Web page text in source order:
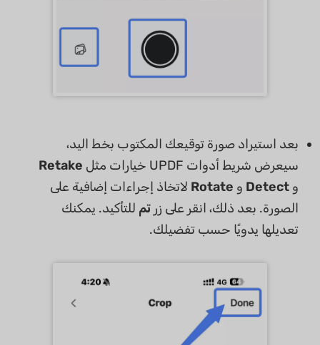
بعد استيراد صورة توقيعك المكتوب بخط اليد،
سيعرض شريط أدوات UPDF خيارات مثل
Retake
و Detect و Rotate لاتخاذ إجراءات إضافية على
الصورة. بعد ذلك، انقر على زر تم للتأكيد. يمكنك
تعديلها يدويًا حسب تفضيلك.